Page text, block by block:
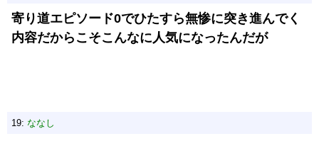
寄り道エピソード0でひたすら無惨に突き進んでく
内容だからこそこんなに人気になったんだが
19: ななし